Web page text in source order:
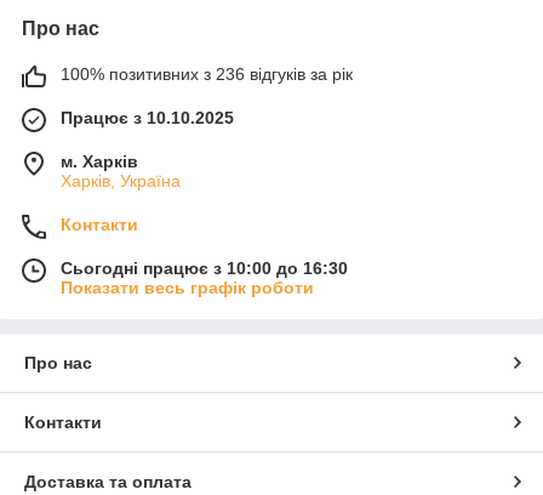
Про нас
100% позитивних з 236 відгуків за рік
Працює з 10.10.2025
м. Харків
Харків, Україна
Контакти
Сьогодні працює з 10:00 до 16:30
Показати весь графік роботи
Про нас
Контакти
Доставка та оплата